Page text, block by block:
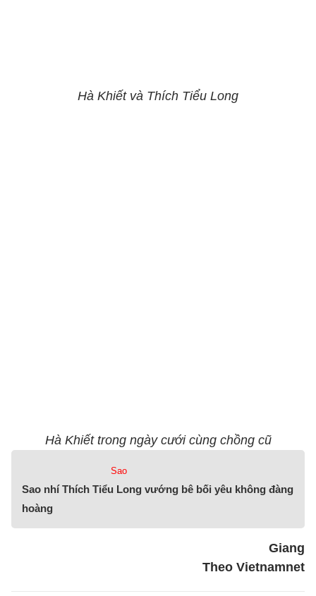
Hà Khiết và Thích Tiểu Long
Hà Khiết trong ngày cưới cùng chồng cũ
Sao
Sao nhí Thích Tiểu Long vướng bê bối yêu không đàng
hoàng
Giang
Theo Vietnamnet